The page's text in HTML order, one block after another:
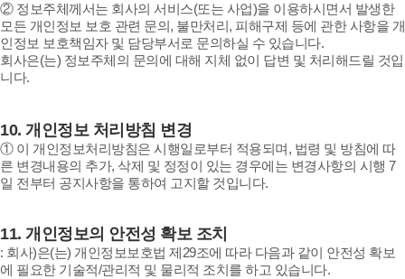
② 정보주체께서는 회사의 서비스(또는 사업)을 이용하시면서 발생한
모든 개인정보 보호 관련 문의, 불만처리, 피해구제 등에 관한 사항을 개
인정보 보호책임자 및 담당부서로 문의하실 수 있습니다.
회사은(는) 정보주체의 문의에 대해 지체 없이 답변 및 처리해드릴 것입
니다.
10. 개인정보 처리방침 변경
① 이 개인정보처리방침은 시행일로부터 적용되며, 법령 및 방침에 따
른 변경내용의 추가, 삭제 및 정정이 있는 경우에는 변경사항의 시행 7
일 전부터 공지사항을 통하여 고지할 것입니다.
11. 개인정보의 안전성 확보 조치
: 회사)은(는) 개인정보보호법 제29조에 따라 다음과 같이 안전성 확보
에 필요한 기술적/관리적 및 물리적 조치를 하고 있습니다.